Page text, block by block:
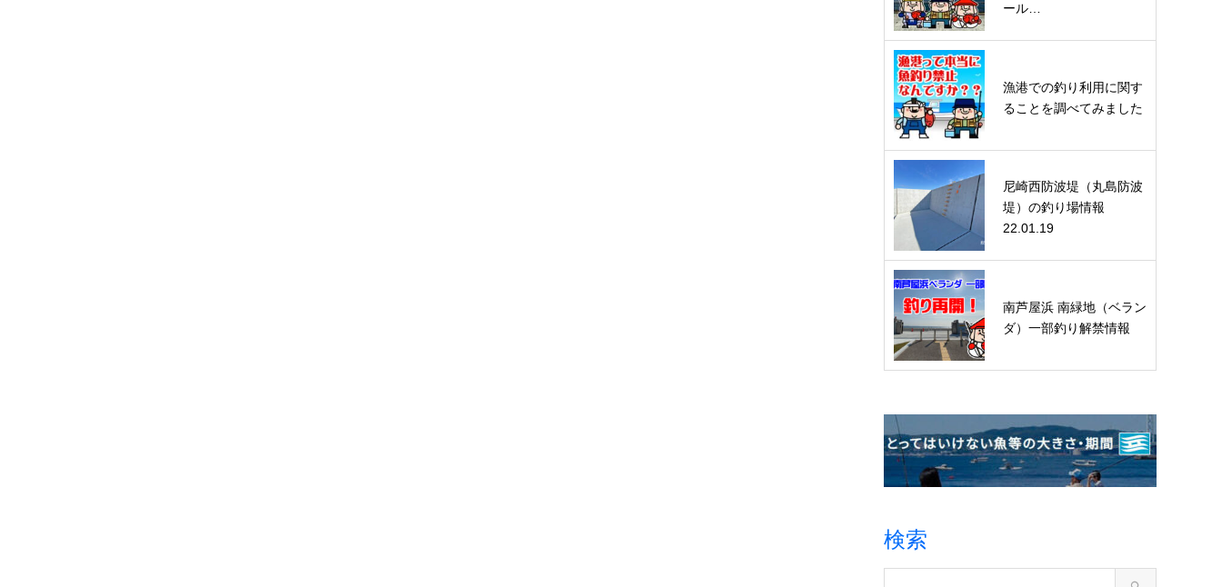
ール…
漁港での釣り利用に関す
ることを調べてみました
尼崎西防波堤（丸島防波
堤）の釣り場情報
22.01.19
南芦屋浜 南緑地（ベラン
ダ）一部釣り解禁情報
検索